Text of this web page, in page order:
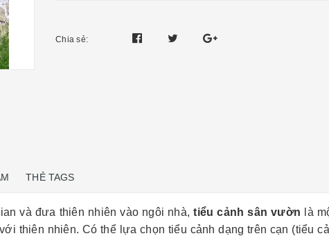
Chia sẻ:
THẺ TAGS
và đưa thiên nhiên vào ngôi nhà,tiểu cảnh sân vườn
là
thiên nhiên. Có thể lựa chọn tiểu cảnh dạng trên cạn (tiểu